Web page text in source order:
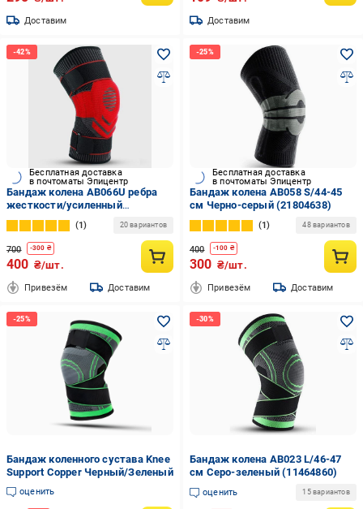
Доставим Доставим
Бесплатная доставка
в почтоматы Эпицентр
Бандаж колена AB066U ребра
жесткости/усиленный
фиксатор/лямки XL/47-48 см
Красный (AB066_u_red_xl)
1 20 вариантов
700 -300 ₴
400 ₴/шт.
Привезём Доставим
Бесплатная доставка
в почтоматы Эпицентр
Бандаж колена AB058 S/44-45
см Черно-серый (21804638)
1 48 вариантов
400 -100 ₴
300 ₴/шт.
Привезём Доставим
Бандаж коленного сустава Knee
Support Copper Черный/Зеленый
оценить
Бандаж колена AB023 L/46-47
см Серо-зеленый (11464860)
оценить 15 вариантов